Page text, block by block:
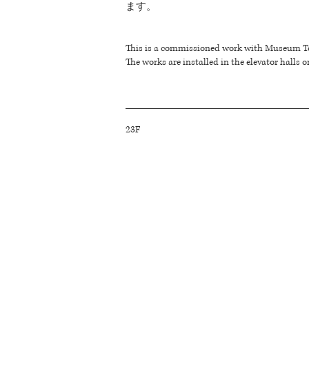
ます。
This is a commissioned work with Museum
The works are installed in the elevator halls
23F